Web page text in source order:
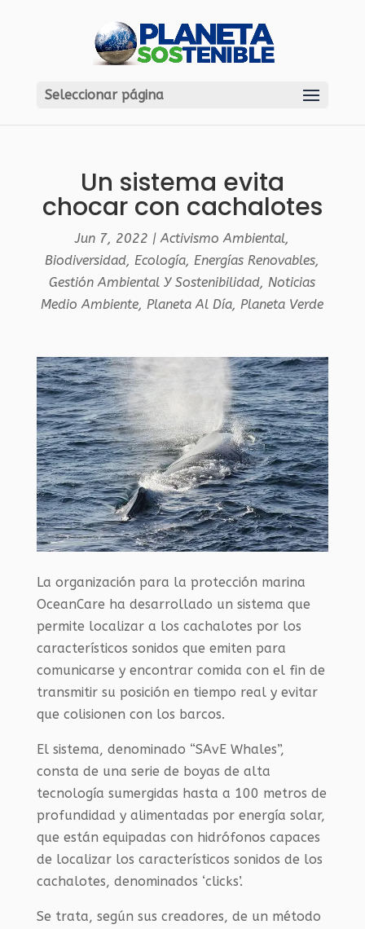
Seleccionar página
Un sistema evita
chocar con cachalotes
Jun 7, 2022 |Activismo Ambiental,
Biodiversidad,Ecología,Energías Renovables,
Gestión Ambiental Y Sostenibilidad,Noticias
Medio Ambiente,Planeta Al Día,Planeta Verde
La organización para la protección marina
OceanCare ha desarrollado un sistema que
permite localizar a los cachalotes por los
característicos sonidos que emiten para
comunicarse y encontrar comida con el fin de
transmitir su posición en tiempo real y evitar
que colisionen con los barcos.
El sistema, denominado “SAvE Whales”,
consta de una serie de boyas de alta
tecnología sumergidas hasta a 100 metros de
profundidad y alimentadas por energía solar,
que están equipadas con hidrófonos capaces
de localizar los característicos sonidos de los
cachalotes, denominados ‘clicks’.
Se trata, según sus creadores, de un método